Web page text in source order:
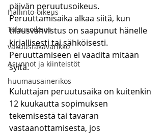
Hallinto-oikeus
Talousoikeus
vakuustakavarikko
Asunnot ja kiinteistöt
huumausainerikos
päivän peruutusoikeus.
Peruuttamisaika alkaa siitä, kun
tilausvahvistus on saapunut hänelle
kirjallisesti tai sähköisesti.
Peruuttamiseen ei vaadita mitään
syitä.
Kuluttajan peruutusaika on kuitenkin
12 kuukautta sopimuksen
tekemisestä tai tavaran
vastaanottamisesta, jos